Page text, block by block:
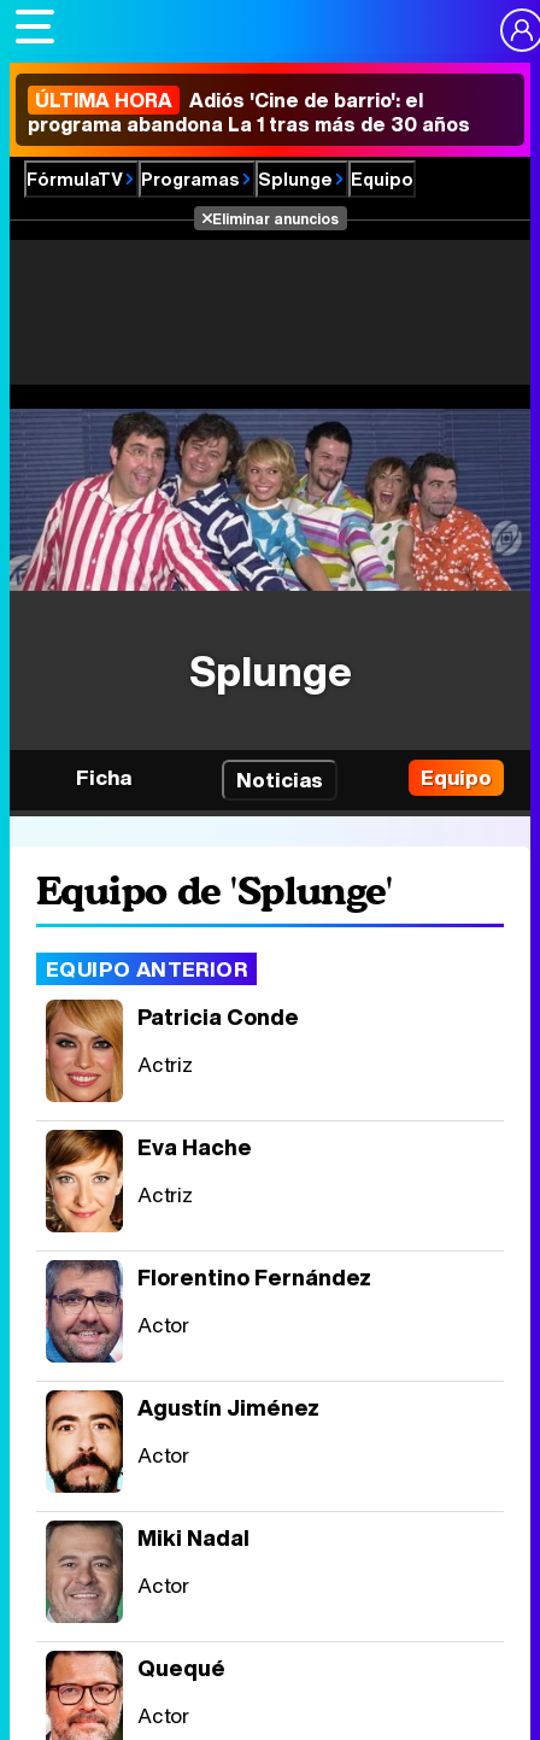
ÚLTIMA HORA Adiós 'Cine de barrio': el
programa abandona La 1 tras más de 30 años
FórmulaTV Programas Splunge Equipo
Eliminar anuncios
Splunge
Ficha Noticias Equipo
Equipo de 'Splunge'
EQUIPO ANTERIOR
Patricia Conde
Actriz
Eva Hache
Actriz
Florentino Fernández
Actor
Agustín Jiménez
Actor
Miki Nadal
Actor
Quequé
Actor